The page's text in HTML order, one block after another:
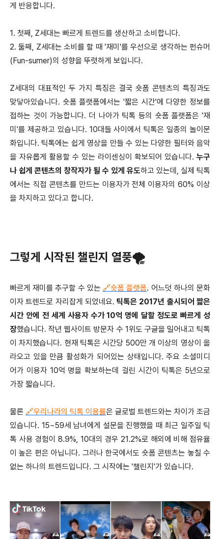
게 반응합니다.
1. 첫째, Z세대는 빠르게 트렌드를 생산하고 소비합니다.
2️. 둘째, Z세대는 소비를 할 때 '재미'를 우선으로 생각하는 펀슈머
(Fun-sumer)의 성향을 뚜렷하게 보입니다.
Z세대의 대표적인 두 가지 특징은 결국 숏폼 콘텐츠의 특징과도
맞닿아있습니다. 숏폼 플랫폼에서는 '짧은 시간'에 다양한 정보를
접하는 것이 가능합니다. 더 나아가 틱톡 등의 숏폼 플랫폼은 '재
미'를 제공하고 있습니다. 10대들 사이에서 틱톡은 일종의 놀이문
화입니다. 틱톡에는 쉽게 영상을 만들 수 있는 다양한 필터와 음악
을 자유롭게 활용할 수 있는 라이센싱이 확보되어 있습니다. 누구
나 쉽게 콘텐츠의 창작자가 될 수 있게 유도하고 있는데, 실제 틱톡
에서는 직접 콘텐츠를 만드는 이용자가 전체 이용자의 60% 이상
을 차지하고 있다고 합니다.
그렇게 시작된 챌린지 열풍🌪
빠르게 재미를 추구할 수 있는 🔗숏폼 플랫폼. 어느덧 하나의 문화
이자 트렌드로 자리잡게 되었네요. 틱톡은 2017년 출시되어 짧은
시간 안에 전 세계 사용자 수가 10억 명에 달할 정도로 빠르게 성
장했습니다. 작년 웹사이트 방문자 수 1위도 구글을 밀어내고 틱톡
이 차지했습니다. 현재 틱톡은 시간당 500만 개 이상의 영상이 올
라오고 있을 만큼 활성화가 되어있는 상태입니다. 주요 소셜미디
어가 이용자 10억 명을 확보하는데 걸린 시간이 틱톡은 5년으로
가장 짧습니다.
물론 🔗우리나라의 틱톡 이용률은 글로벌 트렌드와는 차이가 조금
있습니다. 15~59세 남녀에게 설문을 진행했을 때 최근 일주일 틱
톡 사용 경험이 8.9%, 10대의 경우 21.2%로 해외에 비해 점유율
이 높은 편은 아닙니다. 그러나 한국에서도 숏폼 콘텐츠는 놓칠 수
없는 하나의 트렌드입니다. 그 시작에는 '챌린지'가 있습니다.